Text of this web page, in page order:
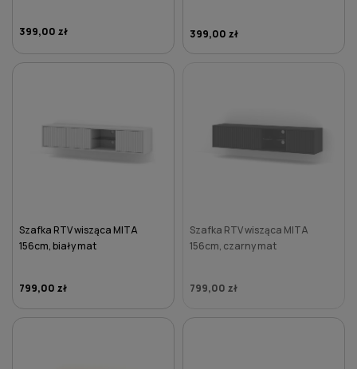
399,00 zł 399,00 zł
Szafka RTV wisząca MITA
156cm, biały mat
799,00 zł
Szafka RTV wisząca MITA
156cm, czarny mat
799,00 zł